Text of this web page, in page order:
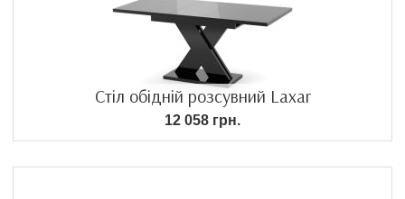
Стіл обідній розсувний Laxar
12 058 грн.